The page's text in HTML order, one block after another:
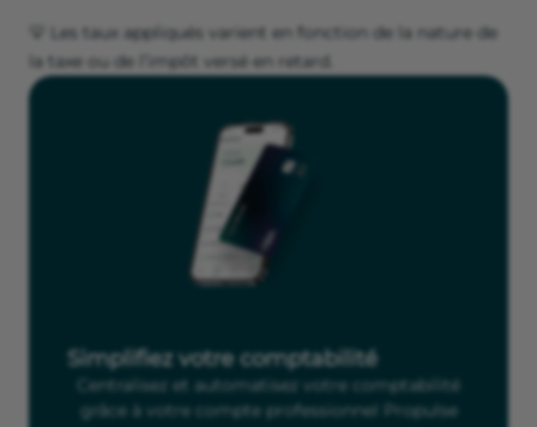
💡 Les taux appliqués varient en fonction de la nature de
la taxe ou de l’impôt versé en retard.
Simplifiez votre comptabilité
Centralisez et automatisez votre comptabilité
grâce à votre compte professionnel Propulse